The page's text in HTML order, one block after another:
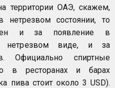
территории ОАЭ, скажем,
состоянии, то
и за появление в
нетрезвом виде, и за
Официально спиртные
в ресторанах и барах
пива стоит около 3 USD).